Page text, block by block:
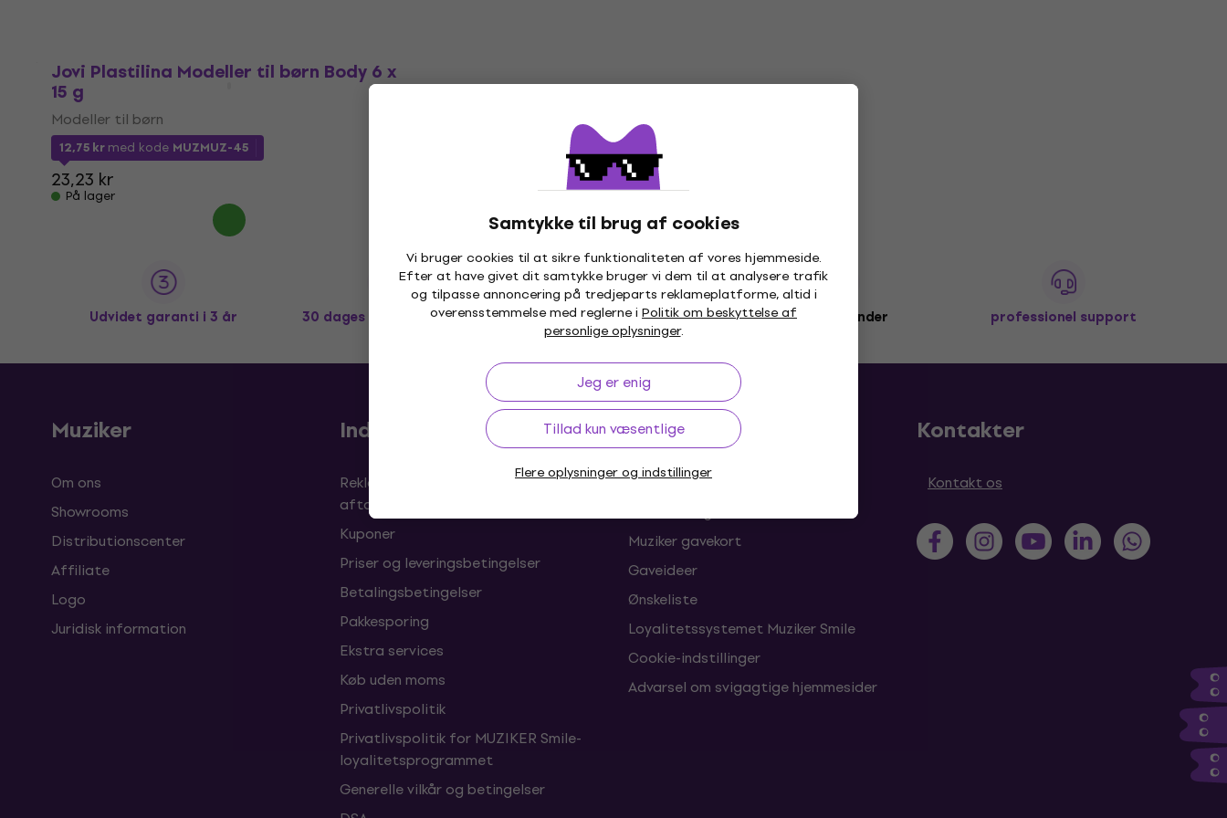
Samtykke til brug af cookies
Vi bruger cookies til at sikre funktionaliteten af vores hjemmeside.
Efter at have givet dit samtykke bruger vi dem til at analysere trafik
og tilpasse annoncering på tredjeparts reklameplatforme, altid i
overensstemmelse med reglerne i Politik om beskyttelse af
personlige oplysninger.
Jeg er enig
Tillad kun væsentlige
Flere oplysninger og indstillinger
Jovi Plastilina Modeller til børn Body 6 x
15 g
Modeller til børn
12,75 krmed kode MUZMUZ-45
23,23 kr
På lager
Udvidet garanti i 3 år 30 dages fortrydelsesret Gratis leveringfra kr 2.590 +3 mio. kunder professionel support
Muziker
Om ons
Showrooms
Distributionscenter
Affiliate
Logo
Juridisk information
Indkøb
Reklamationer og fortrydelser af
aftalen
Kuponer
Priser og leveringsbetingelser
Betalingsbetingelser
Pakkesporing
Ekstra services
Køb uden moms
Privatlivspolitik
Privatlivspolitik for MUZIKER Smile-
loyalitetsprogrammet
Generelle vilkår og betingelser
Nyttige links
FAQ - Ofte stillede spørgsmål
Muziker gavekort
Gaveideer
Ønskeliste
Loyalitetssystemet Muziker Smile
Cookie-indstillinger
Advarsel om svigagtige hjemmesider
Kontakter
Kontakt os